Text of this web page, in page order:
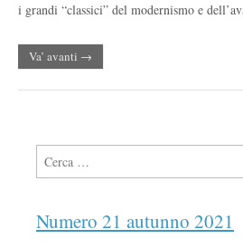
i grandi “classici” del modernismo e
Va’ avanti →
Ricerca per:
Numero 21 autunno 2021